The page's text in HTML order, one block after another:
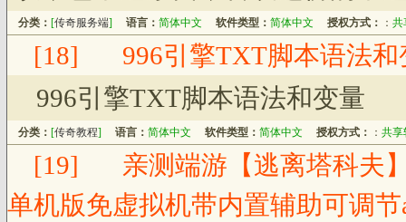
分类： [传奇服务端] 语言： 简体中文 软件类型： 简体中文 授权方式： ： 共
[18]
996引擎TXT脚本语法和
996引擎TXT脚本语法和变量
分类： [传奇教程] 语言： 简体中文 软件类型： 简体中文 授权方式： ： 共享
[19]
亲测端游【逃离塔科夫
单机版免虚拟机带内置辅助可调